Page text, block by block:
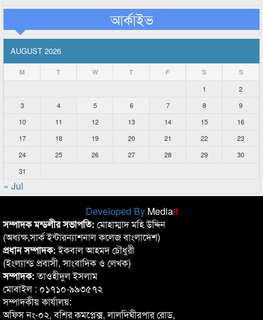
আর্কাইভ
AUGUST 2026
M T W T F S S
1
2
3
4 5 6 7 8
9
10
11 12 13 14 15
16
17
18 19 20 21 22
23
24
25 26 27 28 29
30
31
« Jul
Developed By Mediait
সম্পাদক মন্ডলীর সভাপতি: মোহাম্মাদ মহি উদ্দিন
(অধ্যক্ষ,সার্ক ইন্টারন্যাশনাল কলেজ বাংলাদেশ)
প্রধান সম্পাদক:ইকবাল আহমদ চৌধুরী
(ইংল্যান্ড প্রবাসী, সাংবাদিক ও লেখক)
সম্পাদক:তাওহীদুল ইসলাম
মোবাইল : ০১৭১০-৯৯৩৫৭২
সম্পাদকীয় কার্যালয়:
অফিস নং-০২, বশির কমপ্লেক্স, লালদিঘীরপার রোড,